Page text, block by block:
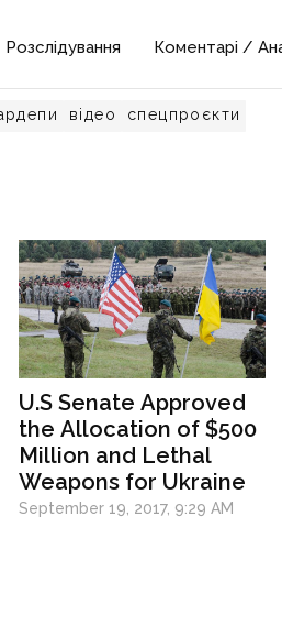
Розслідування Коментарі /
відео спецпроєкти
U.S Senate Approved
the Allocation of $500
Million and Lethal
Weapons for Ukraine
September 19, 2017, 9:29 AM